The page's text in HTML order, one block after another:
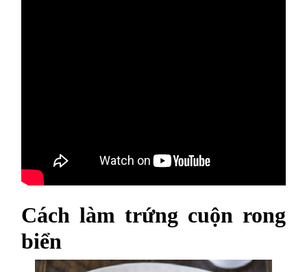
Cách làm trứng cuộn rong
biển